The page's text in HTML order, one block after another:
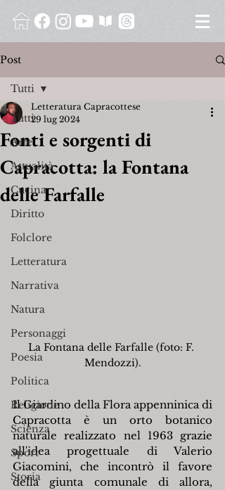
Post
Tutti
Arte
Attualità
Cucina
Diritto
Folclore
Letteratura
Narrativa
Natura
Personaggi
Poesia
Politica
Religione
Scienza
Sport
Storia
Tutti
Fonti e sorgenti di
Capracotta: la Fontana
delle Farfalle
Letteratura Capracottese
29 lug 2024
La Fontana delle Farfalle (foto: F.
Mendozzi).
Il Giardino della Flora appenninica di
Capracotta è un orto botanico
naturale realizzato nel 1963 grazie
all'idea progettuale di Valerio
Giacomini, che incontrò il favore
della giunta comunale di allora,